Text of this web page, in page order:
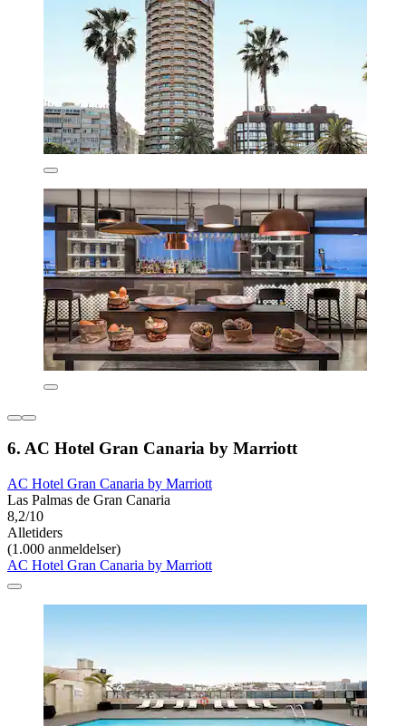
6. AC Hotel Gran Canaria by Marriott
AC Hotel Gran Canaria by Marriott
Las Palmas de Gran Canaria
8,2/10
Alletiders
(1.000 anmeldelser)
AC Hotel Gran Canaria by Marriott